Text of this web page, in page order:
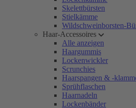
Skelettbürsten
Stielkämme
Wildschweinborsten-
Haar-Accessoires
Alle anzeigen
Haargummis
Lockenwickler
Scrunchies
Haarspangen & -
Sprühflaschen
Haarnadeln
Lockenbänder